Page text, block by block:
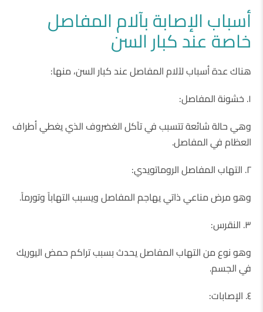
أسباب الإصابة بآلام المفاصل
خاصة عند كبار السن
هناك عدة أسباب لآلام المفاصل عند كبار السن، منها:
١. خشونة المفاصل:
وهي حالة شائعة تتسبب في تآكل الغضروف الذي يغطي أطراف
العظام في المفاصل.
٢. التهاب المفاصل الروماتويدي:
وهو مرض مناعي ذاتي يهاجم المفاصل ويسبب التهاباً وتورماً.
٣. النقرس:
وهو نوع من التهاب المفاصل يحدث بسبب تراكم حمض اليوريك
في الجسم.
٤. الإصابات: